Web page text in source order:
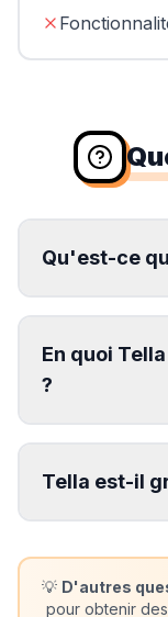
Qu'est-ce
En quoi
?
Tella est-il
💡 D'autres
pour obtenir